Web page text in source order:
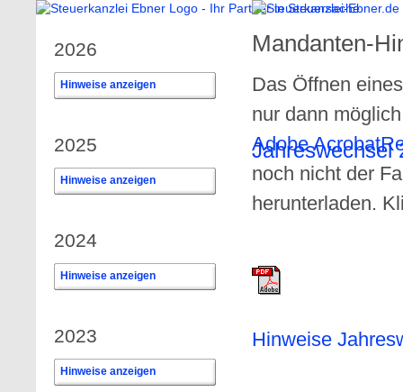
Jahreswechsel
2026
Hinweise anzeigen
2025
Hinweise anzeigen
2024
Hinweise anzeigen
2023
Hinweise anzeigen
Mandanten-
Das Öffnen
nur dann
Adobe
noch nicht der
herunterladen.
Hinweise